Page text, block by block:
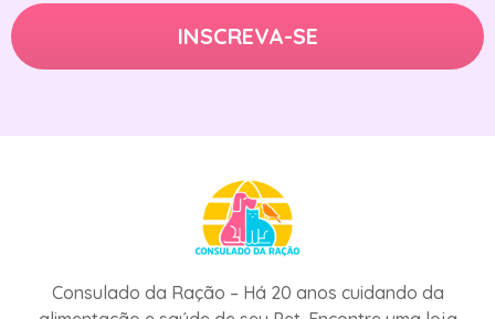
Consulado da Ração – Há 20 anos cuidando da